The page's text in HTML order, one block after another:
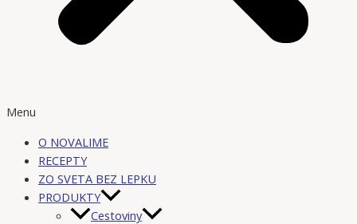
Menu
O NOVALIME
RECEPTY
ZO SVETA BEZ LEPKU
PRODUKTY
Cestoviny